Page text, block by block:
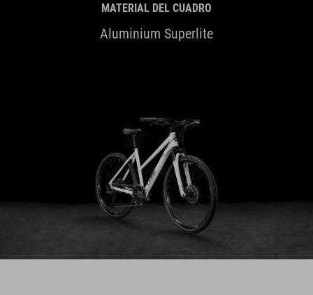
MATERIAL DEL CUADRO
Aluminium Superlite